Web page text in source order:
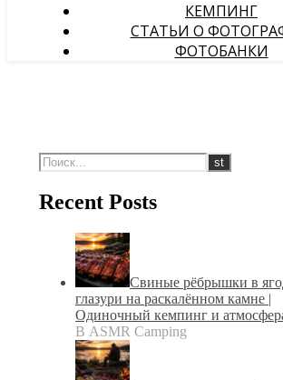
КЕМПИНГ
СТАТЬИ О
ФОТОБАНКИ
Recent Posts
Свиные рёбрышки в
глазури на раскалённом камне |
Одиночный кемпинг и
В ASMR Camping